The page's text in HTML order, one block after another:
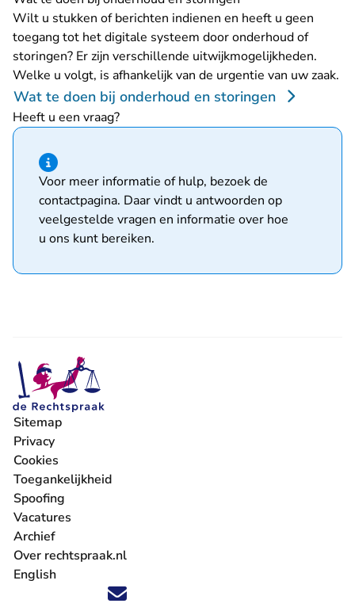
Wilt u stukken of berichten indienen en heeft u geen
toegang tot het digitale systeem door onderhoud of
storingen? Er zijn verschillende uitwijkmogelijkheden.
Welke u volgt, is afhankelijk van de urgentie van uw zaak.
Wat te doen bij onderhoud en storingen
Heeft u een vraag?
Hint van type informatie
Voor meer informatie of hulp, bezoek de
contactpagina. Daar vindt u antwoorden op
veelgestelde vragen en informatie over hoe
u ons kunt bereiken.
Volg ons op X (Twitter) - U verlaat Rechtspraak.nl
Volg ons op Facebook - U verlaat Rechtspraak.nl
Volg ons op Instagram - U verlaat Rechtspraak.nl
Volg ons op Youtube - U verlaat Rechtspraak.nl
Volg ons op LinkedIn - U verlaat
'Blijf op de hoogte' nieuwsbrief - U verlaat
Sitemap
Privacy
Cookies
Toegankelijkheid
Spoofing
Vacatures
- U verlaat Rechtspraak.nl
Archief
Over rechtspraak.nl
English